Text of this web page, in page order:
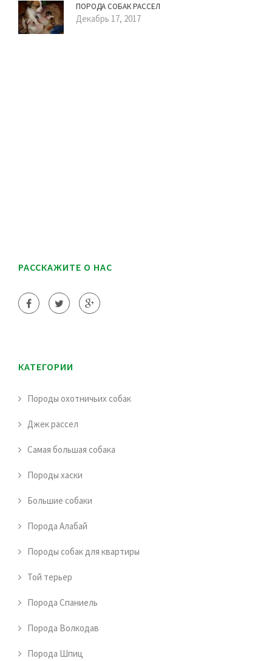
ПОРОДА СОБАК РАССЕЛ
Декабрь 17, 2017
РАССКАЖИТЕ О НАС
КАТЕГОРИИ
Породы охотничьих собак
Джек рассел
Самая большая собака
Породы хаски
Большие собаки
Порода Алабай
Породы собак для квартиры
Той терьер
Порода Спаниель
Порода Волкодав
Порода Шпиц